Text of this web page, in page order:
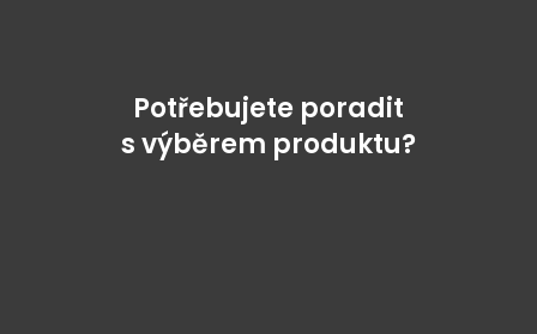
Potřebujete poradit
s výběrem produktu?